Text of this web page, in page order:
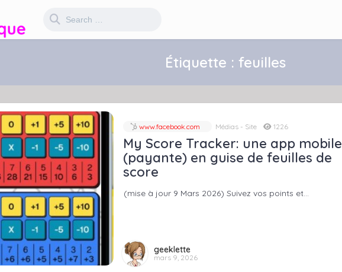
Étiquette : feuilles
www.facebook.com Médias - Site 1226
My Score Tracker: une app mobile
(payante) en guise de feuilles de
score
(mise à jour 9 Mars 2026) Suivez vos points et…
geeklette
mars 9, 2026